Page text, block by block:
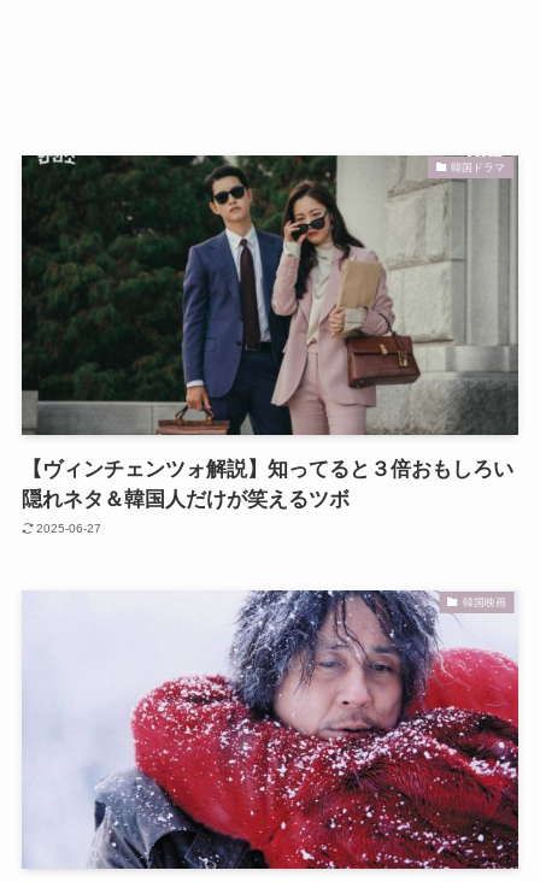
韓国ドラマ
【ヴィンチェンツォ解説】知ってると３倍おもしろい
隠れネタ＆韓国人だけが笑えるツボ
2025-06-27
韓国映画